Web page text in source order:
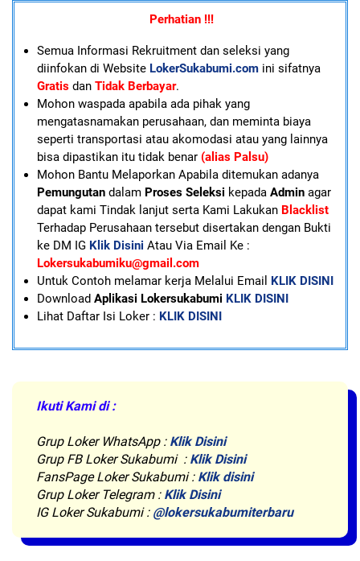
Perhatian !!!
Semua Informasi Rekruitment dan seleksi yang
diinfokan di Website LokerSukabumi.comini sifatnya
Gratisdan Tidak Berbayar.
Mohon waspada apabila ada pihak yang
mengatasnamakan perusahaan, dan meminta biaya
seperti transportasi atau akomodasi atau yang lainnya
bisa dipastikan itu tidak benar (alias Palsu)
Mohon Bantu Melaporkan Apabila ditemukan adanya
Pemungutandalam Proses Seleksi kepada Adminagar
dapat kami Tindak lanjut serta Kami LakukanBlacklist
Terhadap Perusahaan tersebut disertakan dengan Bukti
ke DM IG Klik Disini Atau Via Email Ke :
Lokersukabumiku@gmail.com
Untuk Contoh melamar kerja Melalui Email KLIK DISINI
Download Aplikasi Lokersukabumi KLIK DISINI
Lihat Daftar Isi Loker : KLIK DISINI
Ikuti Kami di :
Grup Loker WhatsApp : Klik Disini
Grup FB Loker Sukabumi : Klik Disini
FansPage Loker Sukabumi : Klik disini
Grup Loker Telegram : Klik Disini
IG Loker Sukabumi : @lokersukabumiterbaru